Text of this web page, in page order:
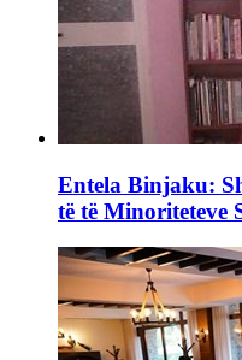
Entela Binjaku:
të të Minoriteteve